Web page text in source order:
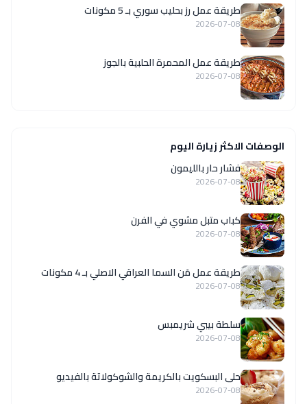
طريقة عمل رز بحليب سوري بـ 5 مكونات
2026-07-08
طريقة عمل المحمرة الحلبية بالجوز
2026-07-08
الوصفات الاكثر زيارة اليوم
فشار حار بالليمون
2026-07-08
كباب متبل مشوي في الفرن
2026-07-08
طريقة عمل مَن السما العراقي الاصلي بـ 4 مكونات
2026-07-08
سلطة بيبي شريمبس
2026-07-08
حلى البسكويت بالكريمة والشوكولاتة بالفيديو
2026-07-08